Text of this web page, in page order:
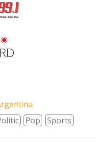
Pop Sports